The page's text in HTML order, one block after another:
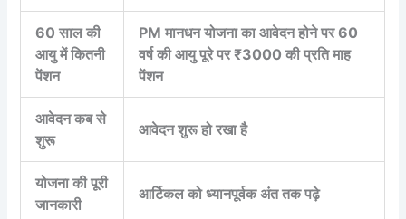
60 साल की
आयु में कितनी
पेंशन
PM मानधन योजना का आवेदन होने पर 60
वर्ष की आयु पूरे पर ₹3000 की प्रति माह
पेंशन
आवेदन कब से
शुरू
आवेदन शुरू हो रखा है
योजना की पूरी
जानकारी
आर्टिकल को ध्यानपूर्वक अंत तक पढ़े